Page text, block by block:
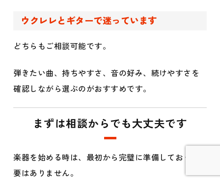
ウクレレとギターで迷っています
どちらもご相談可能です。
弾きたい曲、持ちやすさ、音の好み、続けやすさを
確認しながら選ぶのがおすすめです。
まずは相談からでも大丈夫です
楽器を始める時は、最初から完璧に準備しておく必
要はありません。